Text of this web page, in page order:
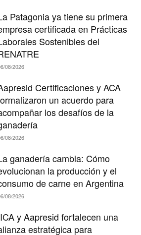
Patagonia ya tiene su primera
certificada en Prácticas
Sostenibles del
08/2026
Certificaciones y ACA
un acuerdo para
los desafíos de la
08/2026
ganadería cambia: Cómo
la producción y el
de carne en Argentina
08/2026
y Aapresid fortalecen una
estratégica para